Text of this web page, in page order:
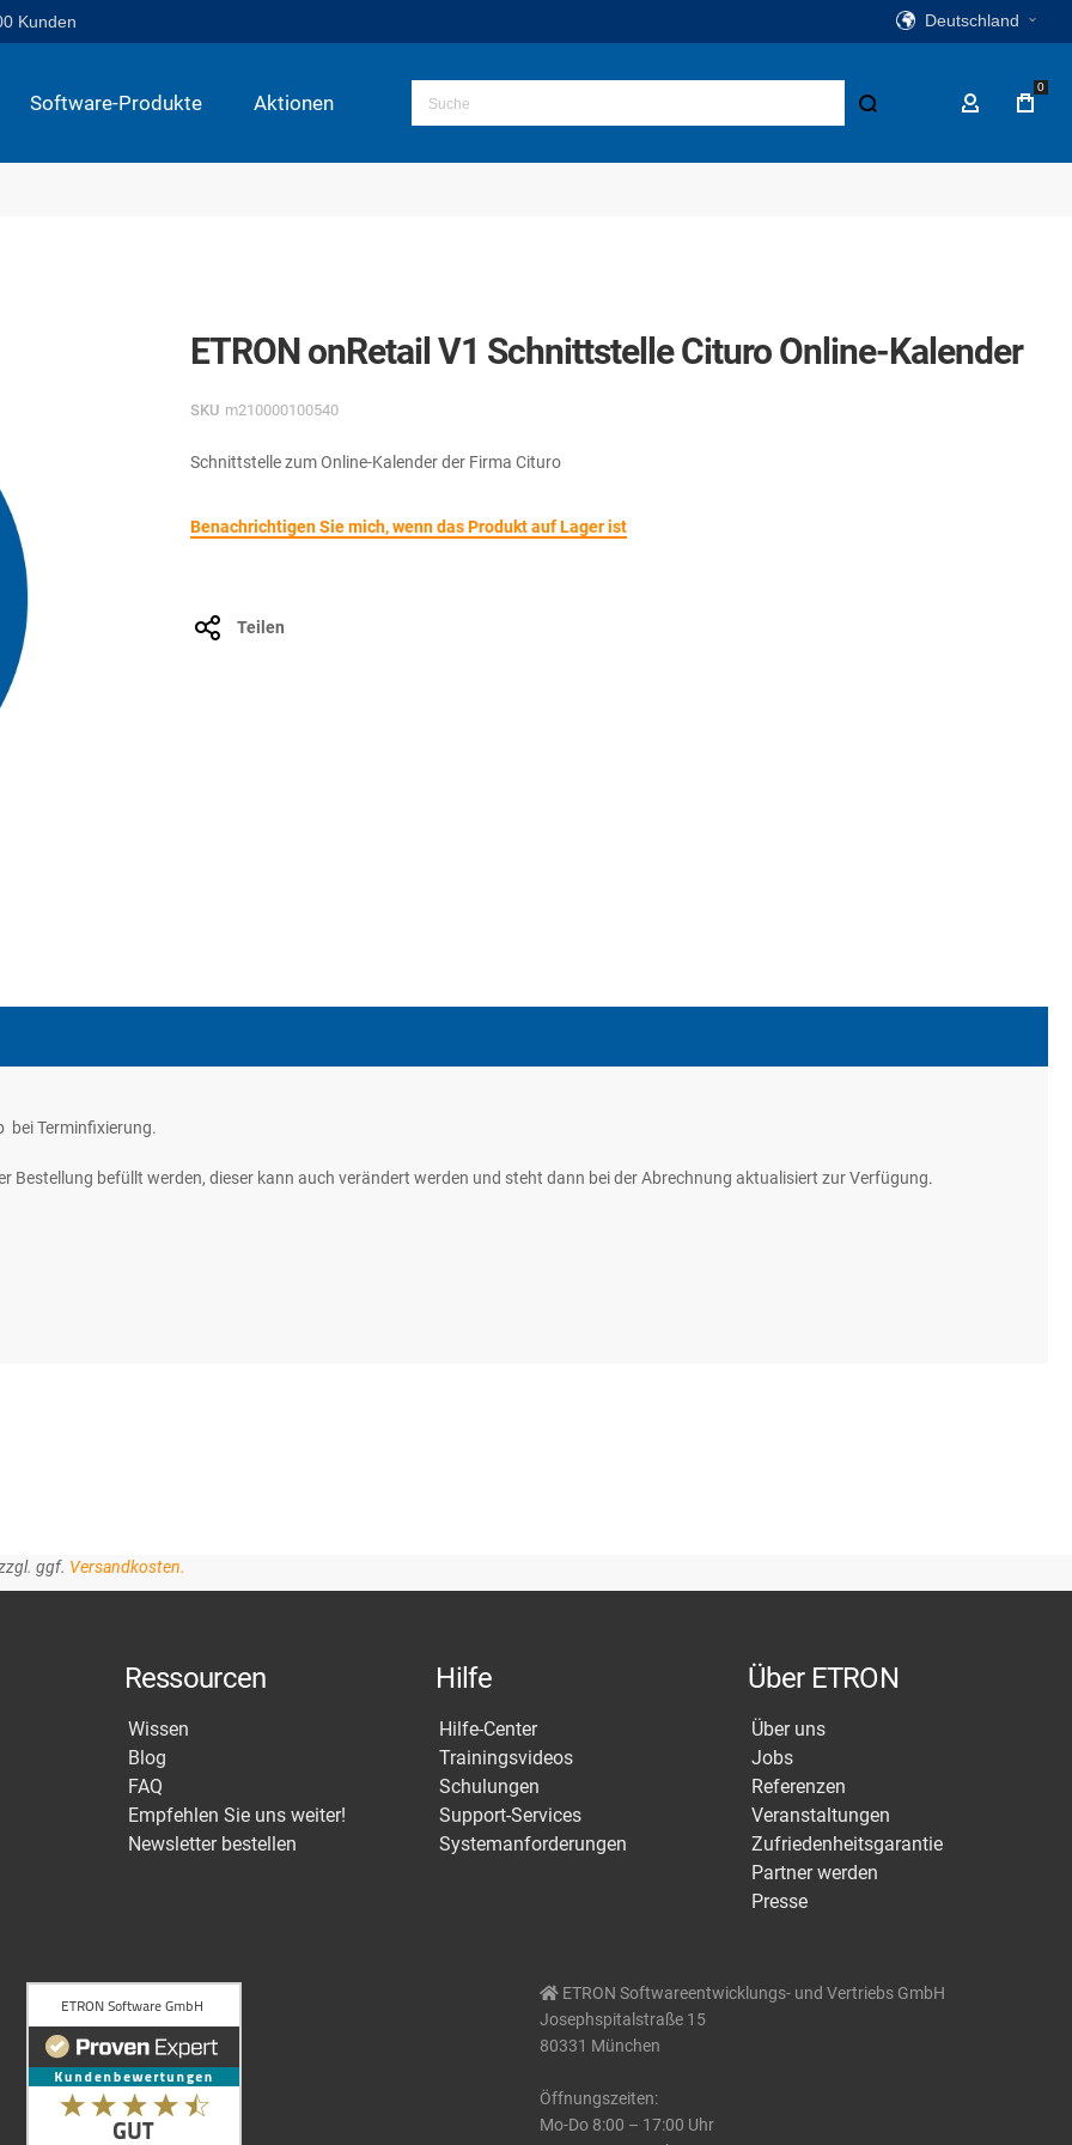
Kunden Deutschland
Software-Produkte Aktionen Mein Konto
0
ETRON onRetail V1 Schnittstelle Cituro Online-Kalender
SKU m210000100540
Schnittstelle zum Online-Kalender der Firma Cituro
Benachrichtigen Sie mich, wenn das Produkt auf Lager ist
Teilen
bei Terminfixierung.
Bestellung befüllt werden, dieser kann auch verändert werden und steht dann bei der Abrechnung aktualisiert zur Verfügung.
ggf. Versandkosten.
Ressourcen
Wissen
Blog
FAQ
Empfehlen Sie uns weiter!
Newsletter bestellen
Hilfe
Hilfe-Center
Trainingsvideos
Schulungen
Support-Services
Systemanforderungen
Über ETRON
Über uns
Jobs
Referenzen
Veranstaltungen
Zufriedenheitsgarantie
Partner werden
Presse
ETRON Softwareentwicklungs- und Vertriebs GmbH
Josephspitalstraße 15
80331 München
Öffnungszeiten:
Mo-Do 8:00 – 17:00 Uhr